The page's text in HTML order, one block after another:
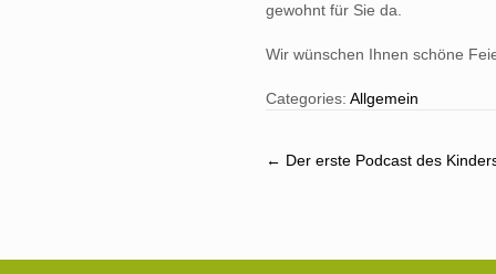
gewohnt für Sie da.
Wir wünschen Ihnen schöne
Categories: Allgemein
Post
← Der erste Podcast des